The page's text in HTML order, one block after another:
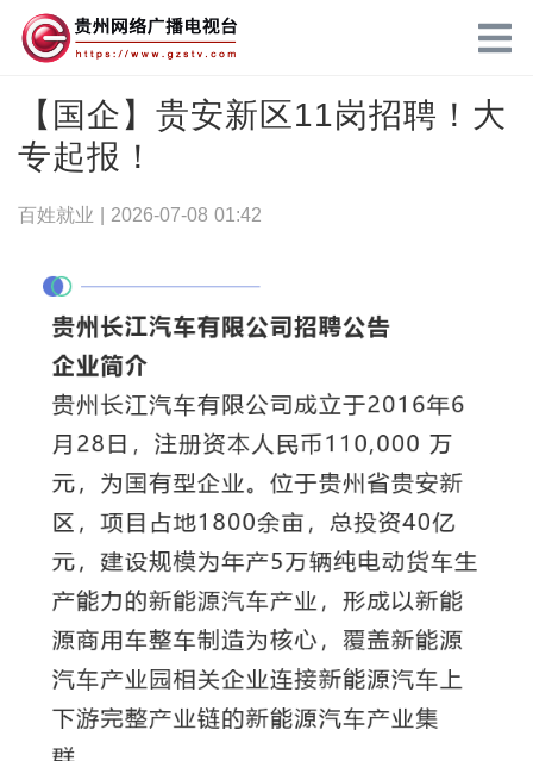
【国企】贵安新区11岗招聘！大
专起报！
百姓就业 | 2026-07-08 01:42